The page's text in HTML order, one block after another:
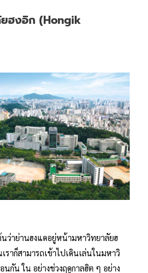
ยฮงอิก (Hongik
นว่าย่านฮงแดอยู่หน้ามหาวิทยาลัยฮ
ราก็สามารถเข้าไปเดินเล่นในมหาวิ
นกัน ใน อย่างช่วงฤดูกาลฮิต ๆ อย่าง